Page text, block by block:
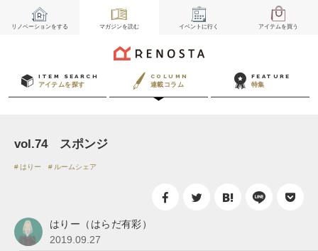
リノベーションをする マガジンを読む イベント に行く アイテムを買う
ITEM SEARCH
アイテムを探す
COLUMN
連載コラム
FEATURE
特集
vol.74 スポンジ
はりー ルームシェア
はりー（はらだ有彩）
2019.09.27